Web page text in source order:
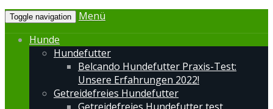
Toggle navigation
Menü
Hunde
Hundefutter
Belcando Hundefutter Praxis-Test:
Unsere Erfahrungen 2022!
Getreidefreies Hundefutter